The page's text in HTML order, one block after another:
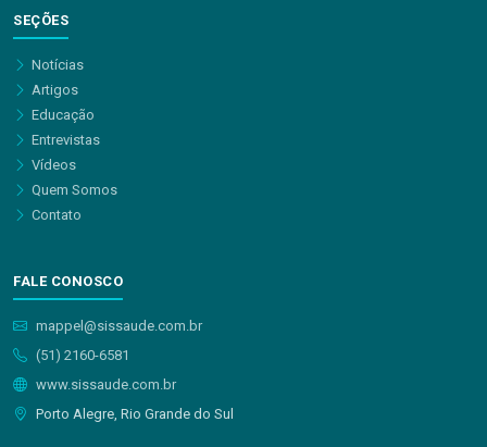
SEÇÕES
Notícias
Artigos
Educação
Entrevistas
Vídeos
Quem Somos
Contato
FALE CONOSCO
mappel@sissaude.com.br
(51) 2160-6581
www.sissaude.com.br
Porto Alegre, Rio Grande do Sul